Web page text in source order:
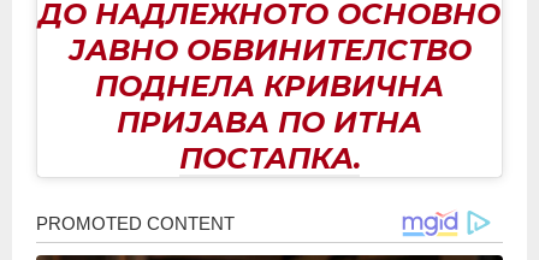
ДО НАДЛЕЖНОТО ОСНОВНО
ЈАВНО ОБВИНИТЕЛСТВО
ПОДНЕЛА КРИВИЧНА
ПРИЈАВА ПО ИТНА
ПОСТАПКА.